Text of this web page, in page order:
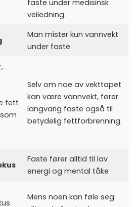
faste under medisinsk
veiledning.
Man mister kun vannvekt
under faste
fett
Selv om noe av vekttapet
kan være vannvekt, fører
langvarig faste også til
betydelig fettforbrenning.
Faste fører alltid til lav
energi og mental tåke
Mens noen kan føle seg